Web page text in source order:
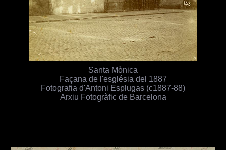
Santa Mònica
Façana de l'església del 1887
Fotografia d'Antoni Esplugas (c1887-88)
Arxiu Fotogràfic de Barcelona